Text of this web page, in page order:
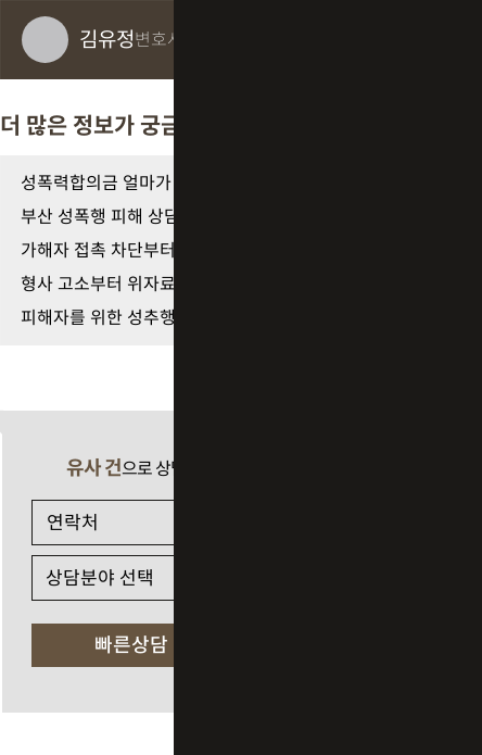
김유정변호사
더 많은 정보가 궁금하다면
유사 건으로 상담 필요 시